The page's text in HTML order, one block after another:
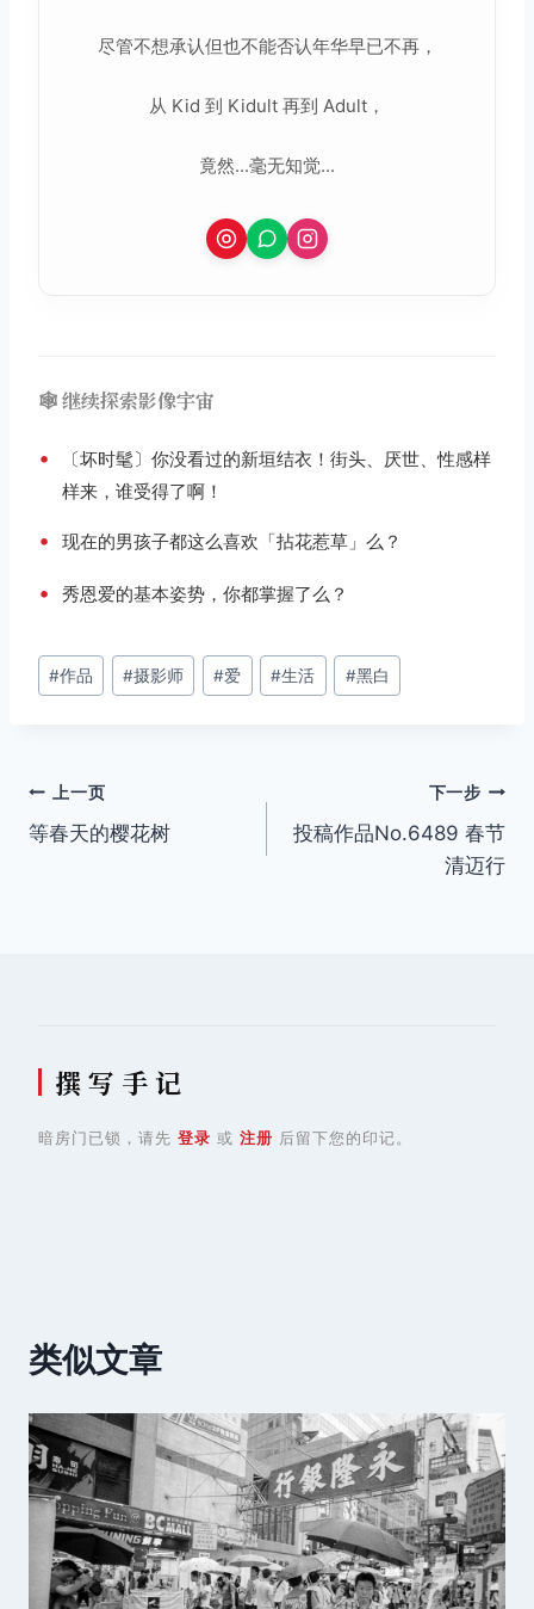
尽管不想承认但也不能否认年华早已不再，
从 Kid 到 Kidult 再到 Adult，
竟然...毫无知觉...
🕸️ 继续探索影像宇宙
•
〔坏时髦〕你没看过的新垣结衣！街头、厌世、性感样
样来，谁受得了啊！
• 现在的男孩子都这么喜欢「拈花惹草」么？
• 秀恩爱的基本姿势，你都掌握了么？
文
章
#作品 #摄影师 #爱 #生活 #黑白
文
章
上一页
等春天的樱花树
下一步
投稿作品No.6489 春节
清迈行
撰 写 手 记
暗房门已锁，请先 登录 或 注册 后留下您的印记。
类似文章